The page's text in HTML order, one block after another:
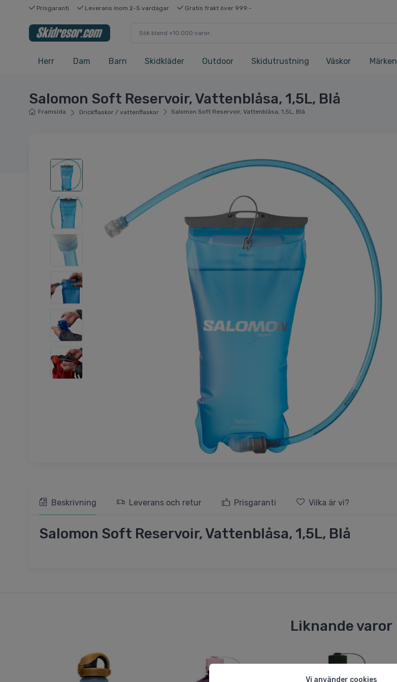
Vi använder cookies
Prisgaranti Leverans inom 2-5 vardagar Gratis frakt över 999:-
Herr Dam Barn Skidkläder Outdoor Skidutrustning Väskor Märken
Salomon Soft Reservoir, Vattenblåsa, 1,5L, Blå
Framsida Drickflaskor / vattenflaskor Salomon Soft Reservoir, Vattenblåsa, 1,5L, Blå
Beskrivning Leverans och retur Prisgaranti Vilka är vi?
Salomon Soft Reservoir, Vattenblåsa, 1,5L, Blå
Liknande varor